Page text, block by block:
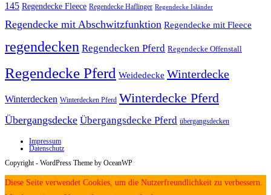
145 Regendecke Fleece Regendecke Haflinger Regendecke Isländer
Regendecke mit Abschwitzfunktion Regendecke mit Fleece
regendecken Regendecken Pferd Regendecke Offenstall
Regendecke Pferd Weidedecke Winterdecke
Winterdecken Winterdecken Pferd Winterdecke Pferd
Übergangsdecke Übergangsdecke Pferd übergangsdecken
Impressum
Datenschutz
Copyright - WordPress Theme by OceanWP
Diese Seite verwendet Cookies, um die Nutzerfreundlichkeit zu verbessern.